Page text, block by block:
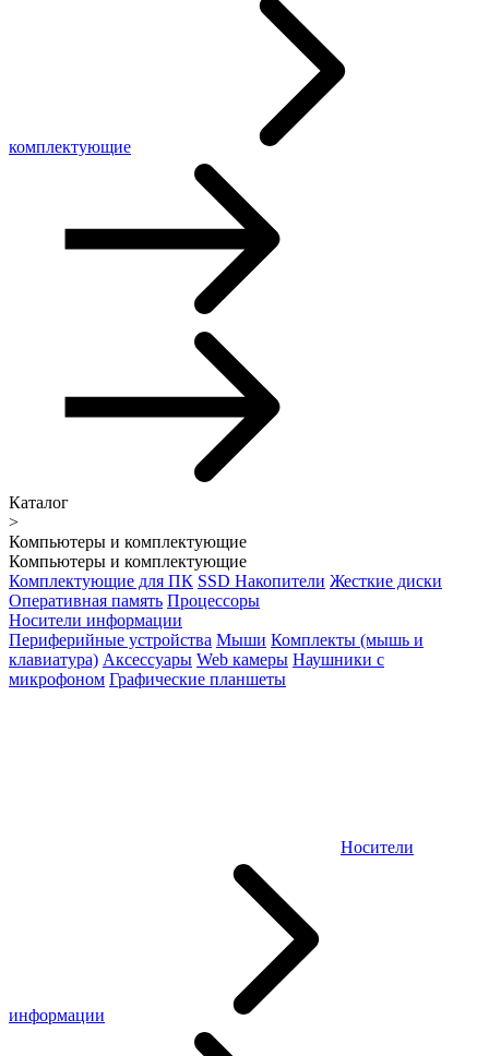
комплектующие
Каталог
>
Компьютеры и комплектующие
Компьютеры и комплектующие
Комплектующие для ПК SSD Накопители Жесткие диски
Оперативная память Процессоры
Носители информации
Периферийные устройства Мыши Комплекты (мышь и
клавиатура) Аксессуары Web камеры Наушники с
микрофоном Графические планшеты
Носители
информации